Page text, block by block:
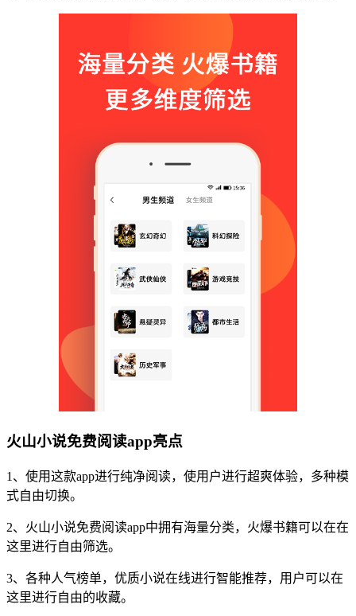
火山小说免费阅读app亮点
1、使用这款app进行纯净阅读，使用户进行超爽体验，多种模
式自由切换。
2、火山小说免费阅读app中拥有海量分类，火爆书籍可以在在
这里进行自由筛选。
3、各种人气榜单，优质小说在线进行智能推荐，用户可以在
这里进行自由的收藏。